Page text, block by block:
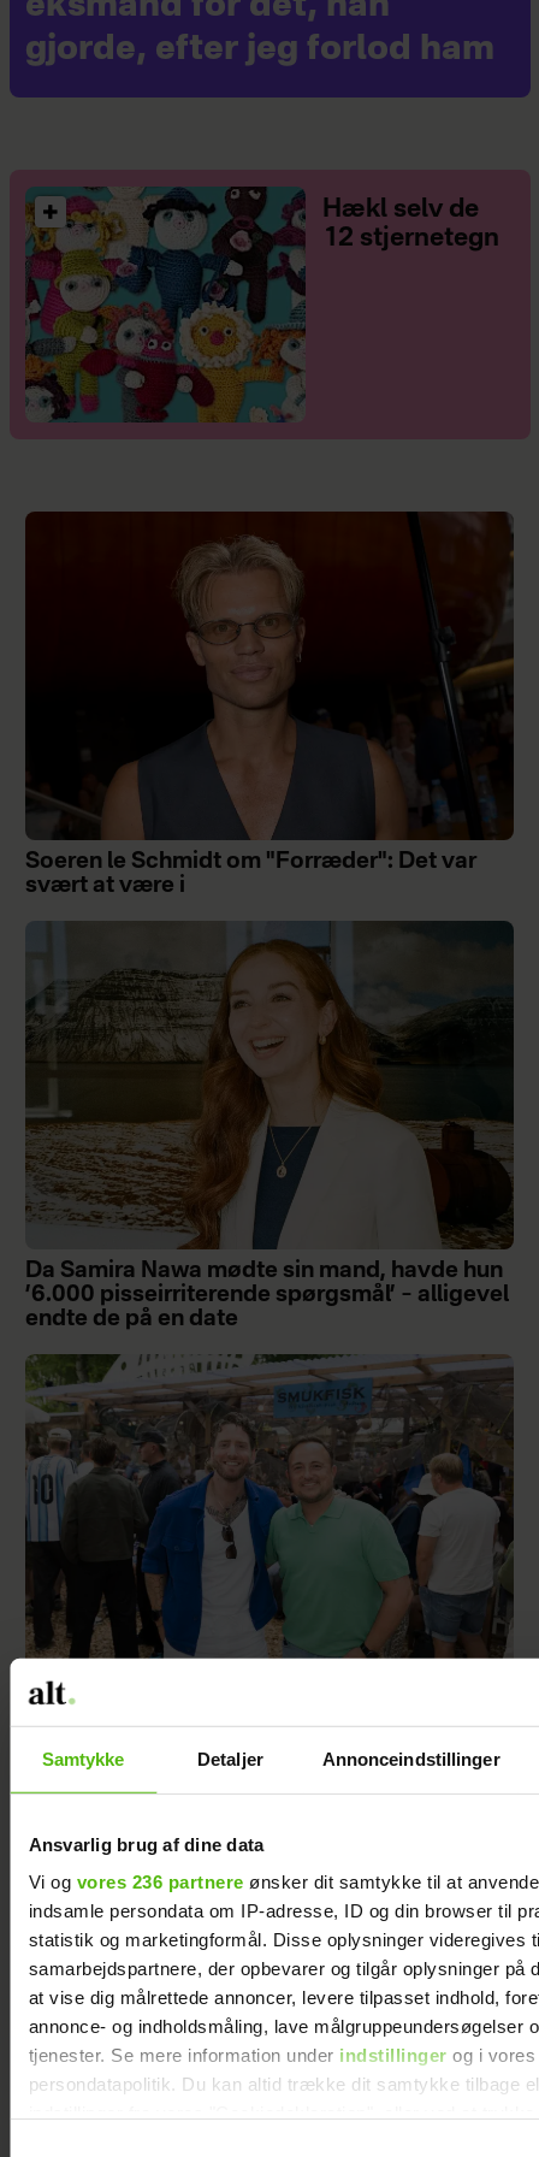
Samtykke Detaljer Annonceindstillinger
Ansvarlig brug af dine data
Vi og vores 236 partnere ønsker dit samtykke til at
indsamle persondata om IP-adresse, ID og din browser til
statistik og marketingformål. Disse oplysninger videregives
samarbejdspartnere, der opbevarer og tilgår oplysninger på
at vise dig målrettede annoncer, levere tilpasset indhold,
annonce- og indholdsmåling, lave målgruppeundersøgelser
tjenester. Se mere information under indstillinger og i vores
persondatapolitik. Du kan altid trække dit samtykke tilbage
gjorde, efter jeg forlod ham
Hækl selv de
12 stjernetegn
Soeren le Schmidt om "Forræder": Det var
svært at være i
Da Samira Nawa mødte sin mand, havde hun
’6.000 pisseirriterende spørgsmål’ – alligevel
endte de på en date
Thomas Evers Poulsen og Sæþór
Kristínssons utraditionelle bryllupsrejse:
Derfor var datteren med